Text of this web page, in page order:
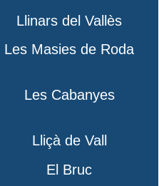
Llinars del Vallès
Les Masies de Roda
Les Cabanyes
Lliçà de Vall
El Bruc